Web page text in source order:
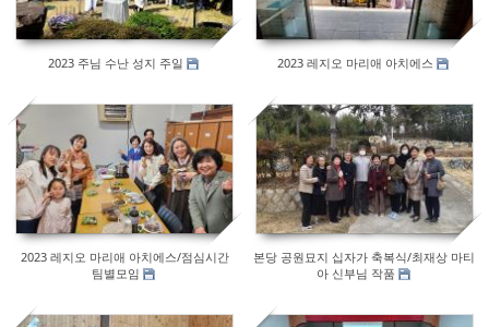
2023 주님 수난 성지 주일 2023 레지오 마리애 아치에스
600
2023 레지오 마리애 아치에스/점심시간
팀별모임
606
본당 공원묘지 십자가 축복식/최재상 마티
아 신부님 작품